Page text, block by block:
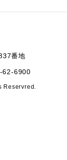
番地
62-6900
Reservred.